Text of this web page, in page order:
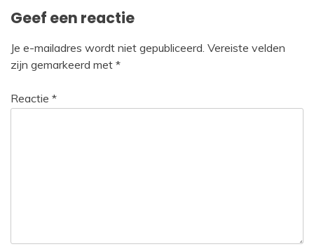
Geef een reactie
Je e-mailadres wordt niet gepubliceerd. Vereiste velden
zijn gemarkeerd met *
Reactie *